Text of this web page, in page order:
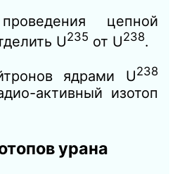
цепной
U235 от U238.
ядрами U238
активный изотоп
урана